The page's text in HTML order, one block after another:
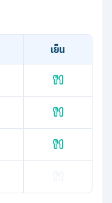
เย็น